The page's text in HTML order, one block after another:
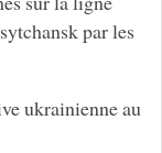
par les
ukrainienne au